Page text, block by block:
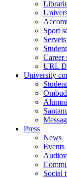
Sport
Career
URL
University
Alumni
Press
News
Events
Social